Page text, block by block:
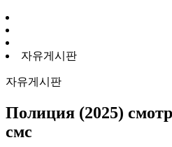
자유게시판
자유게시판
Полиция (2025)
смс